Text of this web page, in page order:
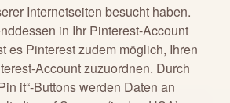
Internetseiten besucht haben.
in Ihr Pinterest-Account
es Pinterest zudem möglich, Ihren
Account zuzuordnen. Durch
it“-Buttons werden Daten an